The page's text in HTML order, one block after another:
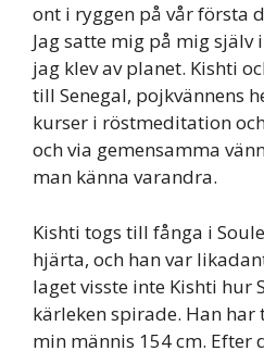
ont i ryggen på vår första
Jag satte mig på mig själv
jag klev av planet. Kishti
till Senegal, pojkvännens
kurser i röstmeditation
och via gemensamma
man känna varandra.
Kishti togs till fånga i
hjärta, och han var
laget visste inte Kishti hur
kärleken spirade. Han har
min männis 154 cm. Efter